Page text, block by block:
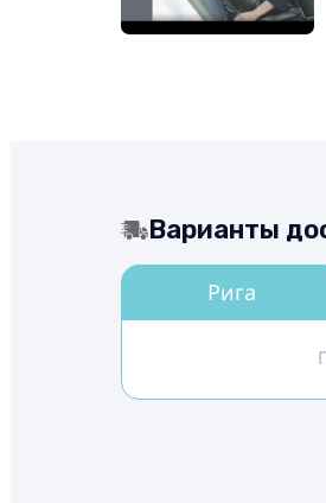
Варианты
Рига